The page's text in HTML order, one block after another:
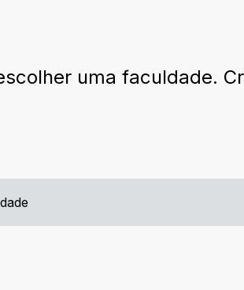
uma faculdade.